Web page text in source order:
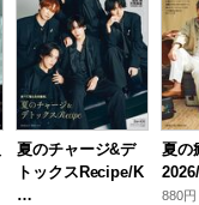
夏のチャージ&デ
トックスRecipe/K
…
夏の
880